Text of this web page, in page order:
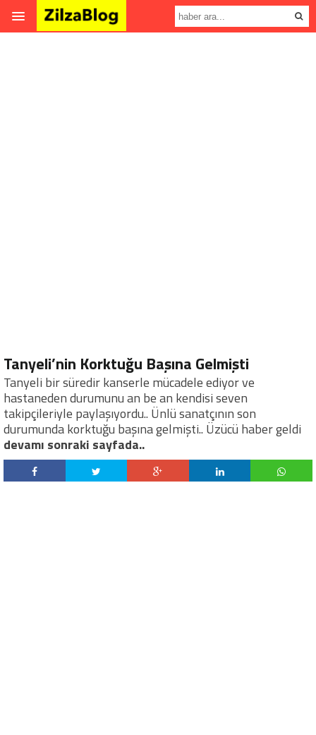
Tanyeli’nin Korktuğu Başına Gelmişti
Tanyeli bir süredir kanserle mücadele ediyor ve
hastaneden durumunu an be an kendisi seven
takipçileriyle paylaşıyordu.. Ünlü sanatçının son
durumunda korktuğu başına gelmişti.. Üzücü haber geldi
devamı sonraki sayfada..